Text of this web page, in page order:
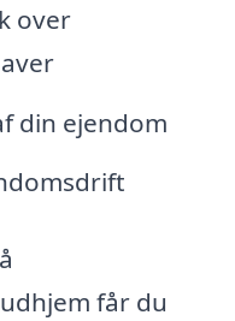
over
din ejendom
får du